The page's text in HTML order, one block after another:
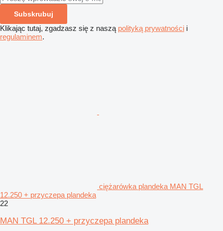
Subskrubuj
Klikając tutaj, zgadzasz się z naszą polityką prywatności i
regulaminem.
ciężarówka plandeka MAN TGL
12.250 + przyczepa plandeka
22
MAN TGL 12.250 + przyczepa plandeka